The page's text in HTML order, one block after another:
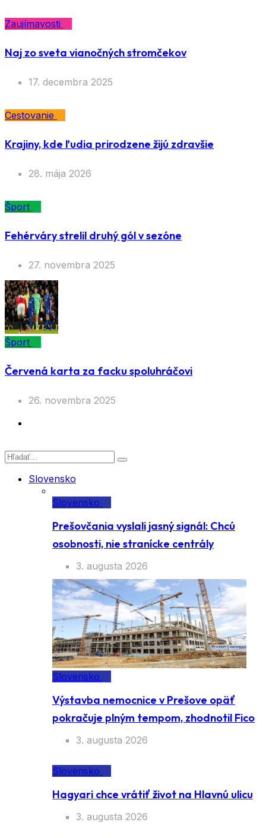
Zaujímavosti
Naj zo sveta vianočných stromčekov
17. decembra 2025
Cestovanie
Krajiny, kde ľudia prirodzene žijú zdravšie
28. mája 2026
Šport
Fehérváry strelil druhý gól v sezóne
27. novembra 2025
Šport
Červená karta za facku spoluhráčovi
26. novembra 2025
Slovensko
Slovensko
Prešovčania vyslali jasný signál: Chcú
osobnosti, nie stranícke centrály
3. augusta 2026
Slovensko
Výstavba nemocnice v Prešove opäť
pokračuje plným tempom, zhodnotil Fico
3. augusta 2026
Slovensko
Hagyari chce vrátiť život na Hlavnú ulicu
3. augusta 2026